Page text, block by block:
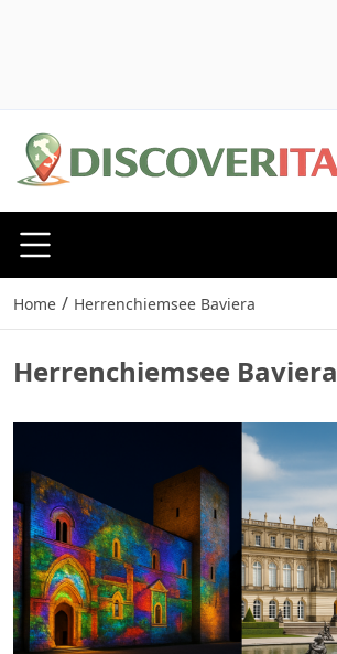
Home / Herrenchiemsee Baviera
Herrenchiemsee Baviera